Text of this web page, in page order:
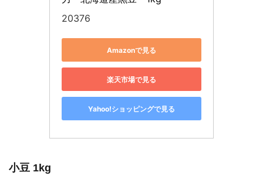
20376
Amazonで見る
楽天市場で見る
Yahoo!ショッピングで見る
小豆 1kg